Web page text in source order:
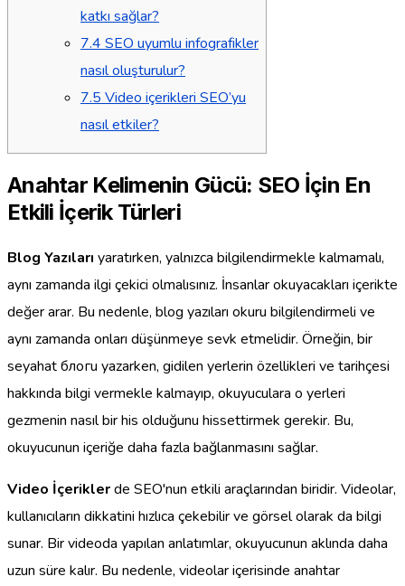
katkı sağlar?
7.4 SEO uyumlu infografikler
nasıl oluşturulur?
7.5 Video içerikleri SEO’yu
nasıl etkiler?
Anahtar Kelimenin Gücü: SEO İçin En
Etkili İçerik Türleri
Blog Yazıları yaratırken, yalnızca bilgilendirmekle kalmamalı,
aynı zamanda ilgi çekici olmalısınız. İnsanlar okuyacakları içerikte
değer arar. Bu nedenle, blog yazıları okuru bilgilendirmeli ve
aynı zamanda onları düşünmeye sevk etmelidir. Örneğin, bir
seyahat блогu yazarken, gidilen yerlerin özellikleri ve tarihçesi
hakkında bilgi vermekle kalmayıp, okuyuculara o yerleri
gezmenin nasıl bir his olduğunu hissettirmek gerekir. Bu,
okuyucunun içeriğe daha fazla bağlanmasını sağlar.
Video İçeriklerde SEO'nun etkili araçlarından biridir. Videolar,
kullanıcıların dikkatini hızlıca çekebilir ve görsel olarak da bilgi
sunar. Bir videoda yapılan anlatımlar, okuyucunun aklında daha
uzun süre kalır. Bu nedenle, videolar içerisinde anahtar